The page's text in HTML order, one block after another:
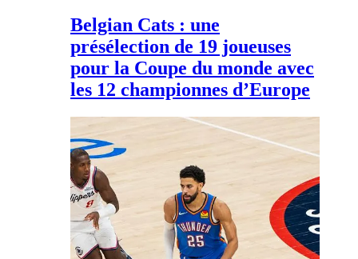
Belgian Cats : une
présélection de 19 joueuses
pour la Coupe du monde avec
les 12 championnes d’Europe